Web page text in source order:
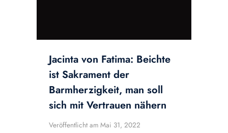
Jacinta von Fatima: Beichte
ist Sakrament der
Barmherzigkeit, man soll
sich mit Vertrauen nähern
Veröffentlicht am Mai 31, 2022